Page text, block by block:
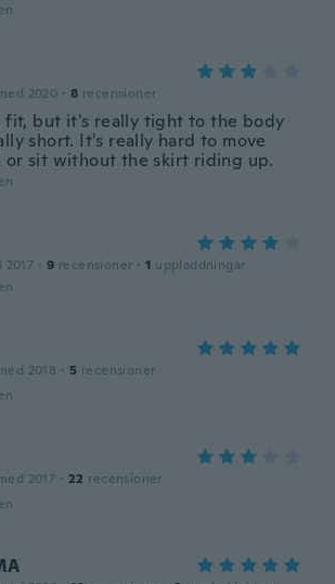
2020 · 8 recensioner
fit, but it's really tight to the body
short. It's really hard to move
or sit without the skirt riding up.
2017 · 9 recensioner · 1 uppladdningar
2018 · 5 recensioner
2017 · 22 recensioner